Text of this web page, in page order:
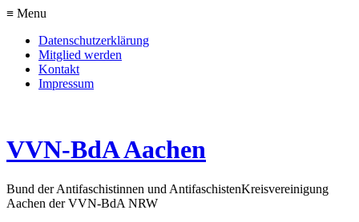
≡ Menu
Datenschutzerklärung
Mitglied werden
Kontakt
Impressum
VVN-BdA Aachen
Bund der Antifaschistinnen und AntifaschistenKreisvereinigung
Aachen der VVN-BdA NRW